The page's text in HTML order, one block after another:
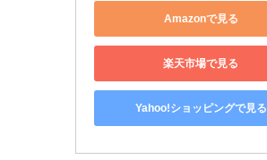
Amazonで見る
楽天市場で見る
Yahoo!ショッピングで見る